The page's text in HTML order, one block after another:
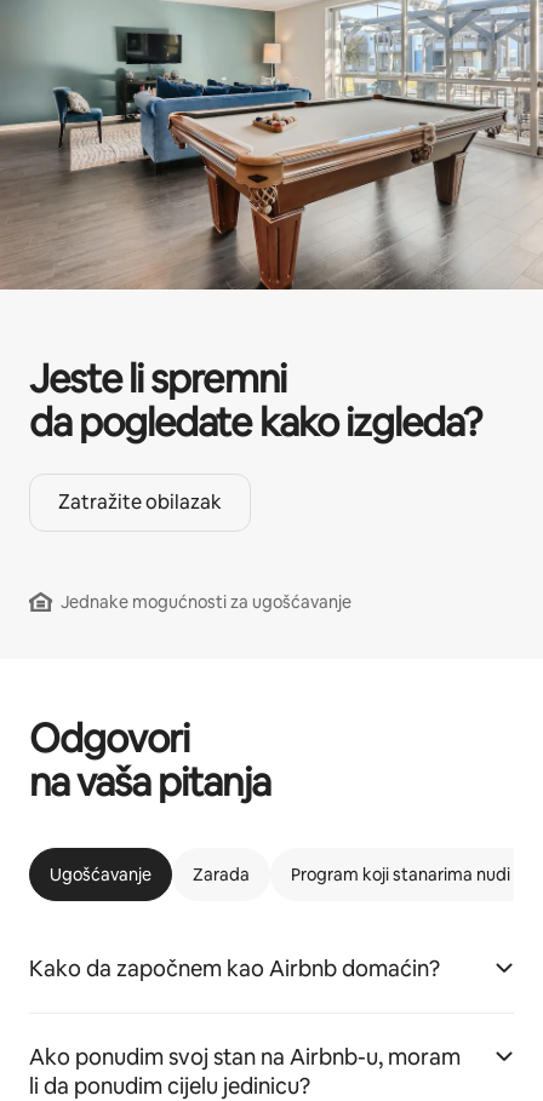
Jeste li spremni
da pogledate kako izgleda?
Zatražite obilazak
Jednake mogućnosti za ugošćavanje
Odgovori
na vaša pitanja
Ugošćavanje Zarada Program koji stanarima nudi
Kako da započnem kao Airbnb domaćin?
Ako ponudim svoj stan na Airbnb-u, moram
li da ponudim cijelu jedinicu?